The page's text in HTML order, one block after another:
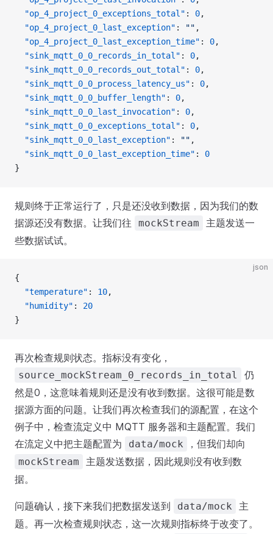
  "op_4_project_0_exceptions_total"
: 0,
  "op_4_project_0_last_exception"
: "" ,
  "op_4_project_0_last_exception_time"
: 0,
  "sink_mqtt_0_0_records_in_total"
: 0,
  "sink_mqtt_0_0_records_out_total"
: 0,
  "sink_mqtt_0_0_process_latency_us"
: 0,
  "sink_mqtt_0_0_buffer_length"
: 0,
  "sink_mqtt_0_0_last_invocation"
: 0,
  "sink_mqtt_0_0_exceptions_total"
: 0,
  "sink_mqtt_0_0_last_exception"
: "" ,
  "sink_mqtt_0_0_last_exception_time"
: 0
}
规则终于正常运行了，只是还没收到数据，因为我们的数
据源还没有数据。让我们往
mockStream
主题发送一
些数据试试。
json
{
  "temperature"
: 10,
  "humidity"
: 20
}
再次检查规则状态。指标没有变化，
source_mockStream_0_records_in_total
仍
然是0，这意味着规则还是没有收到数据。这很可能是数
据源方面的问题。让我们再次检查我们的源配置，在这个
例子中，检查流定义中 MQTT 服务器和主题配置。我们
在流定义中把主题配置为
data/mock ，但我们却向
mockStream
主题发送数据，因此规则没有收到数
据。
问题确认，接下来我们把数据发送到 data/mock
主
题。再一次检查规则状态，这一次规则指标终于改变了。